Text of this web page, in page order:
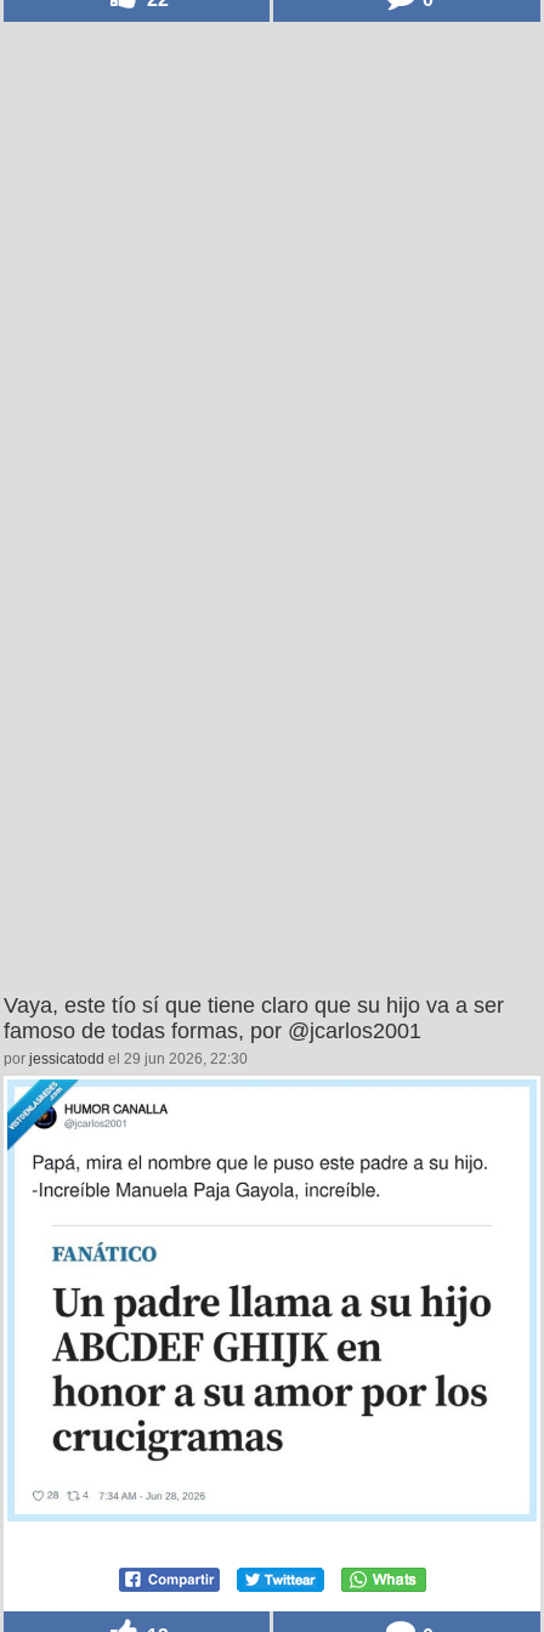
Vaya, este tío sí que tiene claro que su hijo va a ser
famoso de todas formas, por @jcarlos2001
por jessicatodd el 29 jun 2026, 22:30